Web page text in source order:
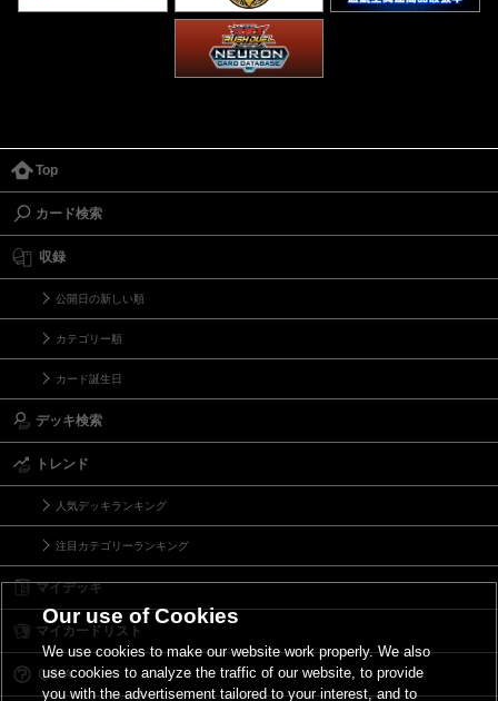
Top
カード検索
収録
公開日の新しい順
カテゴリー順
カード誕生日
デッキ検索
トレンド
人気デッキランキング
注目カテゴリーランキング
マイデッキ
マイカードリスト
Ｑ＆Ａ
Our use of Cookies
We use cookies to make our website work properly. We also
use cookies to analyze the traffic of our website, to provide
you with the advertisement tailored to your interest, and to